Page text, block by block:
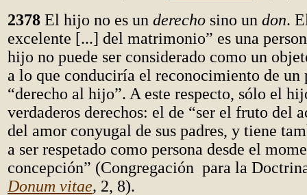
2378 El hijo no es un derecho sino un don.
excelente [...] del matrimonio” es una
hijo no puede ser considerado como un
a lo que conduciría el reconocimiento de un
“derecho al hijo”. A este respecto, sólo el
verdaderos derechos: el de “ser el fruto del
del amor conyugal de sus padres, y tiene
a ser respetado como persona desde el
concepción” (Congregación para la
Donum vitae, 2, 8).